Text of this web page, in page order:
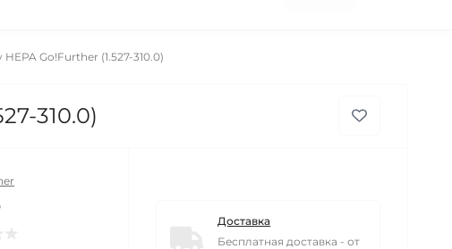
Go!Further (1.527-310.0)
310.0)
Доставка
Бесплатная доставка - от